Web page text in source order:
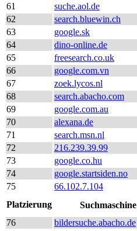
61
suche.aol.de
62
search.bluewin.ch
63
google.sk
64
dino-online.de
65
freesearch.co.uk
66
google.com.vn
67
zoek.lycos.nl
68
search.abacho.com
69
google.com.au
70
alexana.de
71
search.msn.nl
72
216.239.39.99
73
google.co.hu
74
google.startsiden.no
75
66.102.7.104
Platzierung
Suchmaschine
76
bildersuche.abacho.de